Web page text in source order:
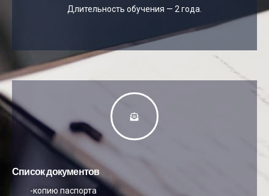
Длительность обучения — 2 года.
Список документов
-копию паспорта